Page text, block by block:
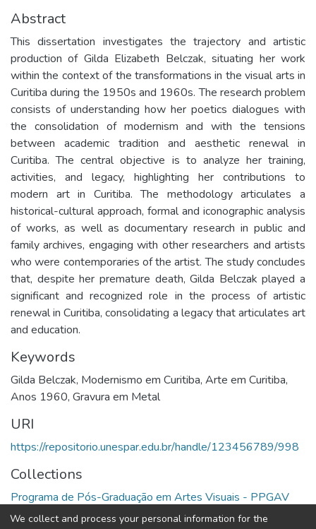
Abstract
This dissertation investigates the trajectory and artistic
production of Gilda Elizabeth Belczak, situating her work
within the context of the transformations in the visual arts in
Curitiba during the 1950s and 1960s. The research problem
consists of understanding how her poetics dialogues with
the consolidation of modernism and with the tensions
between academic tradition and aesthetic renewal in
Curitiba. The central objective is to analyze her training,
activities, and legacy, highlighting her contributions to
modern art in Curitiba. The methodology articulates a
historical-cultural approach, formal and iconographic analysis
of works, as well as documentary research in public and
family archives, engaging with other researchers and artists
who were contemporaries of the artist. The study concludes
that, despite her premature death, Gilda Belczak played a
significant and recognized role in the process of artistic
renewal in Curitiba, consolidating a legacy that articulates art
and education.
Keywords
Gilda Belczak, Modernismo em Curitiba, Arte em Curitiba,
Anos 1960, Gravura em Metal
URI
https://repositorio.unespar.edu.br/handle/123456789/998
Collections
Programa de Pós-Graduação em Artes Visuais - PPGAV
We collect and process your personal information for the